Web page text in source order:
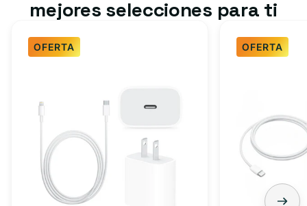
mejores selecciones para ti
OFERTA OFERTA